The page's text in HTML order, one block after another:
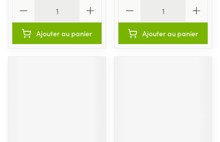
Ajouter au panier Ajouter au panier